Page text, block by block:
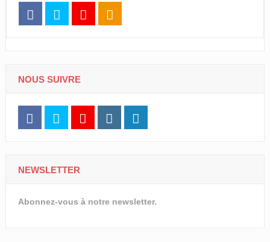
NOUS SUIVRE
NEWSLETTER
Abonnez-vous à notre newsletter.